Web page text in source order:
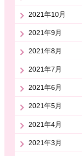
2021年10月
2021年9月
2021年8月
2021年7月
2021年6月
2021年5月
2021年4月
2021年3月